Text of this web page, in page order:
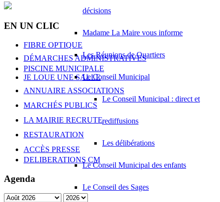
décisions
Madame La Maire vous informe
Les Réunions de Quartiers
Le Conseil Municipal
Le Conseil Municipal : direct et
rediffusions
Les délibérations
Le Conseil Municipal des enfants
Le Conseil des Sages
EN UN CLIC
FIBRE OPTIQUE
DÉMARCHES ADMINISTRATIVES
PISCINE MUNICIPALE
JE LOUE UNE SALLE
ANNUAIRE ASSOCIATIONS
MARCHÉS PUBLICS
LA MAIRIE RECRUTE
RESTAURATION
ACCÈS PRESSE
DELIBERATIONS CM
Agenda